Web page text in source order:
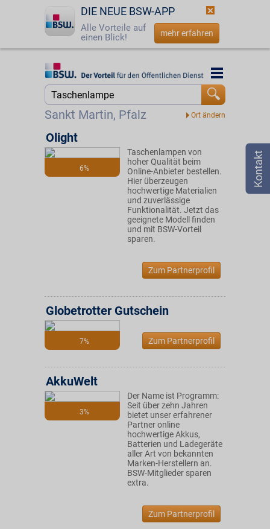
DIE NEUE BSW-APP
Alle Vorteile auf
einen Blick!
mehr erfahren
Startseite
Jetzt BSW-Mitglied werden
Login
☎ 0800 - 279 25 82
Sankt Martin, Pfalz
Startseite
6%
Olight
Taschenlampen von
hoher Qualität beim
Online-Anbieter bestellen.
Hier überzeugen
hochwertige Materialien
und zuverlässige
Funktionalität. Jetzt das
geeignete Modell finden
und mit BSW-Vorteil
sparen.
Zum Partnerprofil
7%
Globetrotter Gutschein
Zum Partnerprofil
3%
AkkuWelt
Der Name ist Programm:
Seit über zehn Jahren
bietet unser erfahrener
Partner online
hochwertige Akkus,
Batterien und Ladegeräte
aller Art von bekannten
Marken-Herstellern an.
BSW-Mitglieder sparen
extra.
Zum Partnerprofil